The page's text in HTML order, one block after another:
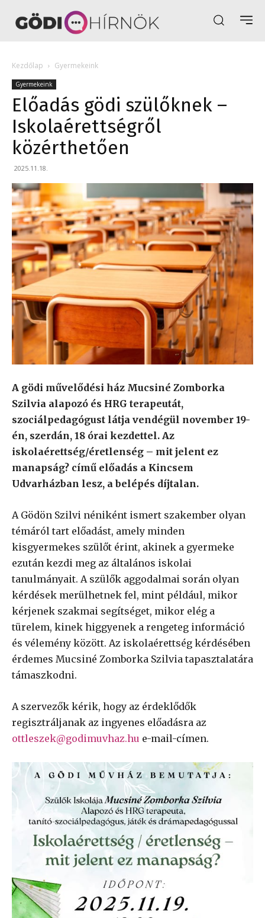
Kezdőlap Gyermekeink
Gyermekeink
Előadás gödi szülőknek –
Iskolaérettségről
közérthetően
2025.11.18.
A gödi művelődési ház Mucsiné Zomborka
Szilvia alapozó és HRG terapeutát,
szociálpedagógust látja vendégül november 19-
én, szerdán, 18 órai kezdettel. Az
iskolaérettség/éretlenség – mit jelent ez
manapság? című előadás a Kincsem
Udvarházban lesz, a belépés díjtalan.
A Gödön Szilvi néniként ismert szakember olyan
témáról tart előadást, amely minden
kisgyermekes szülőt érint, akinek a gyermeke
ezután kezdi meg az általános iskolai
tanulmányait. A szülők aggodalmai során olyan
kérdések merülhetnek fel, mint például, mikor
kérjenek szakmai segítséget, mikor elég a
türelem, kinek higgyenek a rengeteg információ
és vélemény között. Az iskolaérettség kérdésében
érdemes Mucsiné Zomborka Szilvia tapasztalatára
támaszkodni.
A szervezők kérik, hogy az érdeklődők
regisztráljanak az ingyenes előadásra az
ottleszek@godimuvhaz.hu e-mail-címen.